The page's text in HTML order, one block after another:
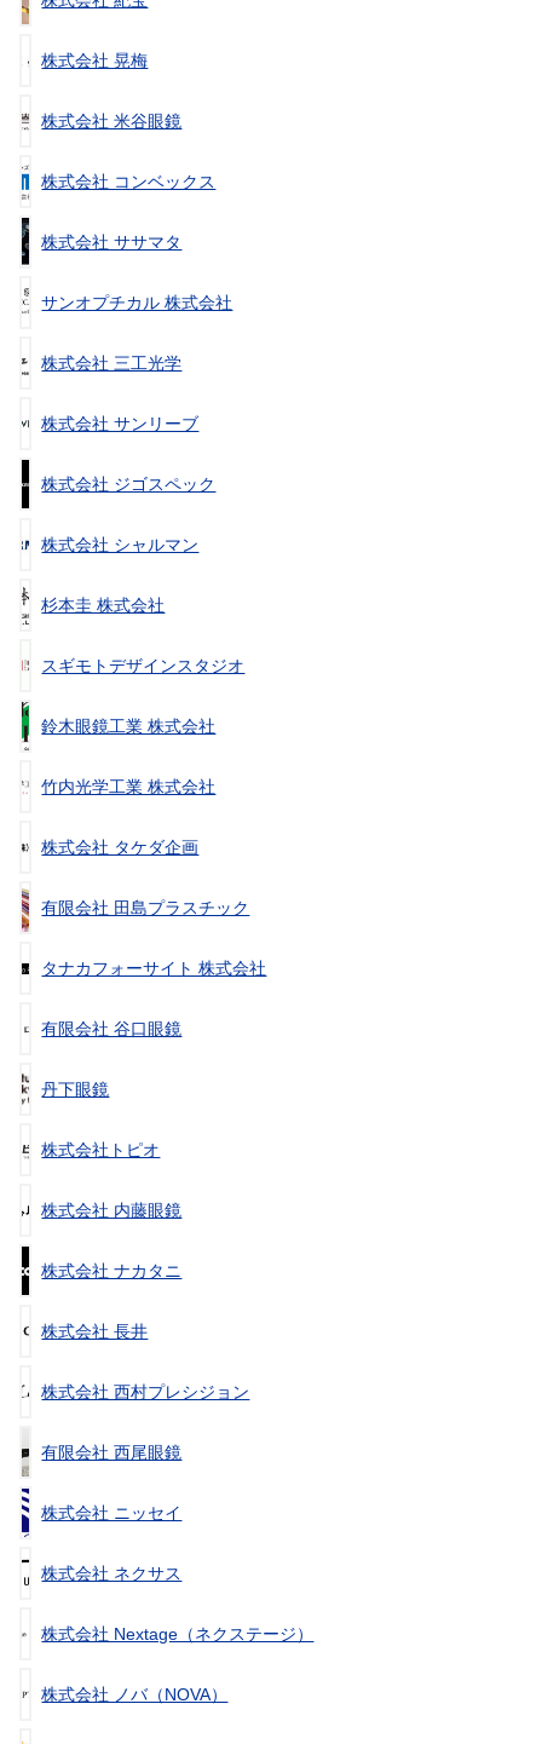
株式会社 晃梅
株式会社 米谷眼鏡
株式会社 コンベックス
株式会社 ササマタ
サンオプチカル 株式会社
株式会社 三工光学
株式会社 サンリーブ
株式会社 ジゴスペック
株式会社 シャルマン
杉本圭 株式会社
スギモトデザインスタジオ
鈴木眼鏡工業 株式会社
竹内光学工業 株式会社
株式会社 タケダ企画
有限会社 田島プラスチック
タナカフォーサイト 株式会社
有限会社 谷口眼鏡
丹下眼鏡
株式会社トピオ
株式会社 内藤眼鏡
株式会社 ナカタニ
株式会社 長井
株式会社 西村プレシジョン
有限会社 西尾眼鏡
株式会社 ニッセイ
株式会社 ネクサス
株式会社 Nextage（ネクステージ）
株式会社 ノバ（NOVA）